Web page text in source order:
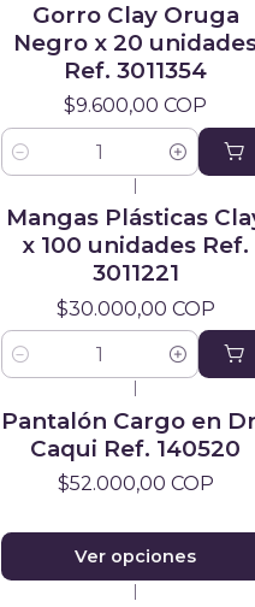
Gorro Clay Oruga
Negro x 20
Ref. 3011354
$9.600,00 COP
Cantidad
Mangas Plásticas
x 100 unidades Ref.
3011221
$30.000,00 COP
Cantidad
Pantalón Cargo en
Caqui Ref. 140520
$52.000,00 COP
Ver opciones
|